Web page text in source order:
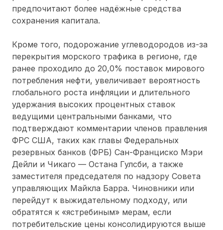
предпочитают более надёжные средства
сохранения капитала.
Кроме того, подорожание углеводородов из-за
перекрытия морского трафика в регионе, где
ранее проходило до 20,0% поставок мирового
потребления нефти, увеличивает вероятность
глобального роста инфляции и длительного
удержания высоких процентных ставок
ведущими центральными банками, что
подтверждают комментарии членов правления
ФРС США, таких как главы Федеральных
резервных банков (ФРБ) Сан-Франциско Мэри
Дейли и Чикаго — Остана Гулсби, а также
заместителя председателя по надзору Совета
управляющих Майкла Барра. Чиновники или
перейдут к выжидательному подходу, или
обратятся к «ястребиным» мерам, если
потребительские цены консолидируются выше